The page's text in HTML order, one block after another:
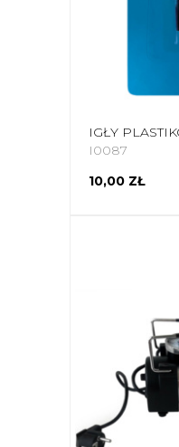
I0087
10,00 ZŁ